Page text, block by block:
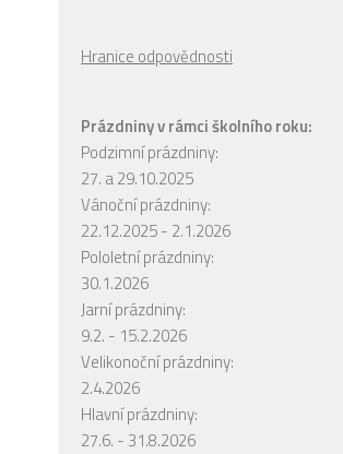
Hranice odpovědnosti
Prázdniny v rámci školního roku:
Podzimní prázdniny:
27. a 29.10.2025
Vánoční prázdniny:
22.12.2025 - 2.1.2026
Pololetní prázdniny:
30.1.2026
Jarní prázdniny:
9.2. - 15.2.2026
Velikonoční prázdniny:
2.4.2026
Hlavní prázdniny:
27.6. - 31.8.2026